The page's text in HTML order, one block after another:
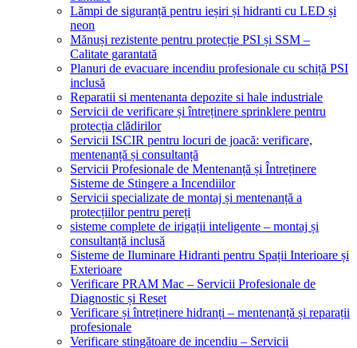
Lămpi de siguranță pentru ieșiri și hidranti cu LED și
neon
Mănuși rezistente pentru protecție PSI și SSM –
Calitate garantată
Planuri de evacuare incendiu profesionale cu schiță PSI
inclusă
Reparatii si mentenanta depozite si hale industriale
Servicii de verificare și întreținere sprinklere pentru
protecția clădirilor
Servicii ISCIR pentru locuri de joacă: verificare,
mentenanță și consultanță
Servicii Profesionale de Mentenanță și Întreținere
Sisteme de Stingere a Incendiilor
Servicii specializate de montaj și mentenanță a
protecțiilor pentru pereți
sisteme complete de irigații inteligente – montaj și
consultanță inclusă
Sisteme de Iluminare Hidranti pentru Spații Interioare și
Exterioare
Verificare PRAM Mac – Servicii Profesionale de
Diagnostic și Reset
Verificare și întreținere hidranți – mentenanță și reparații
profesionale
Verificare stingătoare de incendiu – Servicii